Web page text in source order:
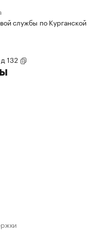
службы по Курганской
132